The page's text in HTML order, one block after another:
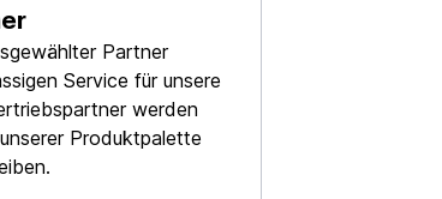
Partner
Service für unsere
werden
Produktpalette